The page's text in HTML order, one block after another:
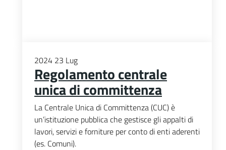
2024 23 Lug
Regolamento centrale
unica di committenza
La Centrale Unica di Committenza (CUC) è
un’istituzione pubblica che gestisce gli appalti di
lavori, servizi e forniture per conto di enti aderenti
(es. Comuni).